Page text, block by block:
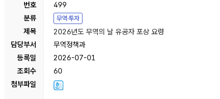
499
무역·투자
2026년도 무역의 날 유공자 포상 요령
무역정책과
2026-07-01
60